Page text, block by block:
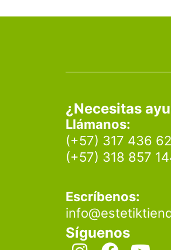
¿Necesitas
Llámanos:
(+57) 317 436
(+57) 318 857
Escríbenos:
Síguenos
I F Y